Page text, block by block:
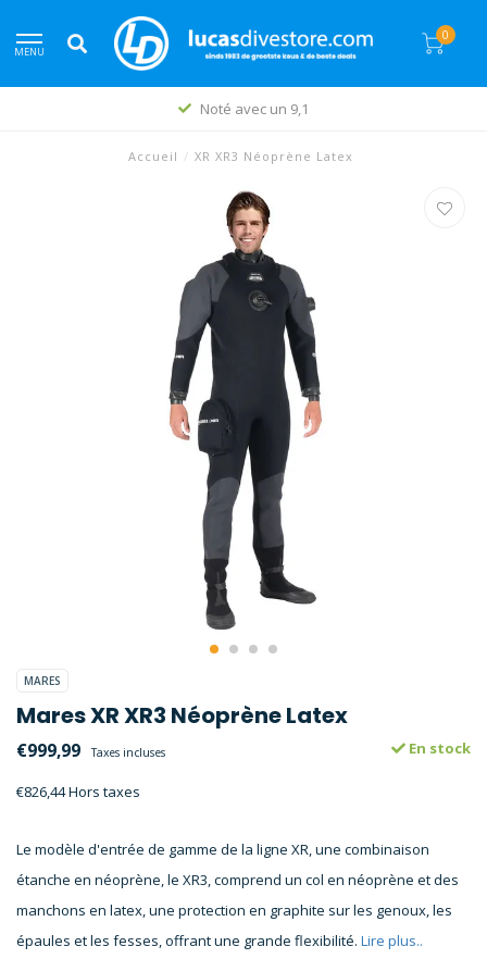
MENU
0
Noté avec un 9,1
Accueil / XR XR3 Néoprène Latex
MARES
Mares XR XR3 Néoprène Latex
€999,99 Taxes incluses
€826,44 Hors taxes
En stock
Le modèle d'entrée de gamme de la ligne XR, une combinaison
étanche en néoprène, le XR3, comprend un col en néoprène et des
manchons en latex, une protection en graphite sur les genoux, les
épaules et les fesses, offrant une grande flexibilité. Lire plus..